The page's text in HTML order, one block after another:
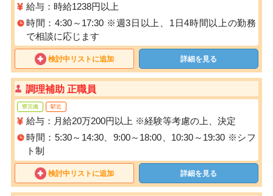
給与：時給1238円以上
時間：4:30～17:30 ※週3日以上、1日4時間以上の勤務
で相談に応じます
検討中リストに追加 詳細を見る
調理補助 正職員
寮完備 駅近
給与：月給20万200円以上 ※経験等考慮の上、決定
時間：5:30～14:30、9:00～18:00、10:30～19:30 ※シフ
ト制
検討中リストに追加 詳細を見る